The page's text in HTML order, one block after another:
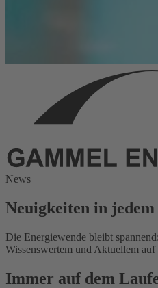
News
Neuigkeiten in
Die Energiewende bleibt
Wissenswertem und Aktuellem
Immer auf dem